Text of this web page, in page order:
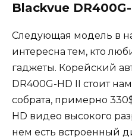
Blackvue
Следующая модель в
интересна тем, кто
гаджеты. Корейский
DR400G-HD II стоит
собрата, примерно
HD видео высокого
нем есть встроенный